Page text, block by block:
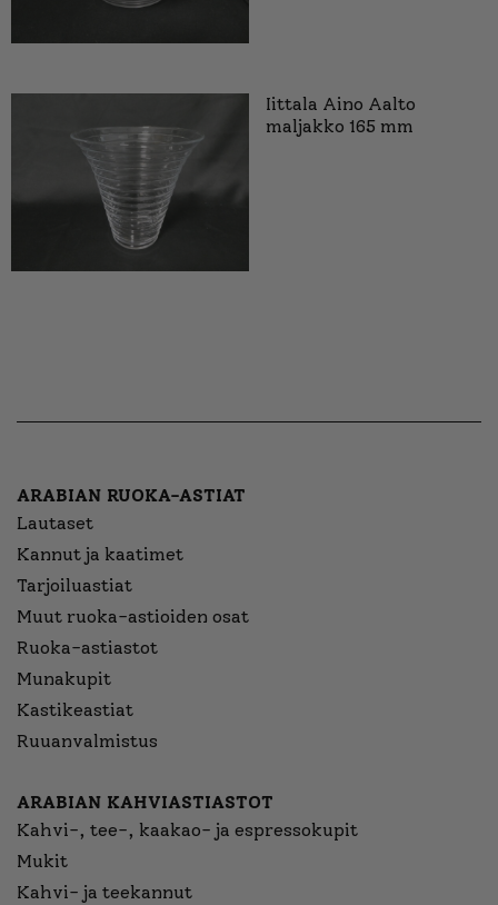
Iittala Aino Aalto
maljakko 165 mm
ARABIAN RUOKA-ASTIAT
Lautaset
Kannut ja kaatimet
Tarjoiluastiat
Muut ruoka-astioiden osat
Ruoka-astiastot
Munakupit
Kastikeastiat
Ruuanvalmistus
ARABIAN KAHVIASTIASTOT
Kahvi-, tee-, kaakao- ja espressokupit
Mukit
Kahvi- ja teekannut